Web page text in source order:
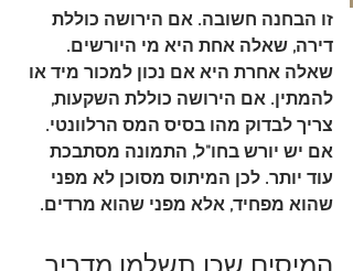
זו הבחנה חשובה. אם הירושה כוללת
דירה, שאלה אחת היא מי היורשים.
שאלה אחרת היא אם נכון למכור מיד או
להמתין. אם הירושה כוללת השקעות,
צריך לבדוק מהו בסיס המס הרלוונטי.
אם יש יורש בחו"ל, התמונה מסתבכת
עוד יותר. לכן המיתוס מסוכן לא מפני
שהוא מפחיד, אלא מפני שהוא מרדים.
המיסים שכן תשלמו מדריך